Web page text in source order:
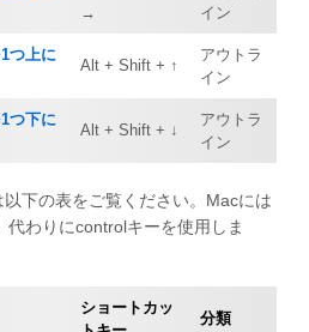
→
イン
つ上に
Alt + Shift + ↑
アウトラ
イン
つ下に
Alt + Shift + ↓
アウトラ
イン
下の表をご覧ください。Macには
わりにcontrolキーを使用しま
ショートカッ
分類